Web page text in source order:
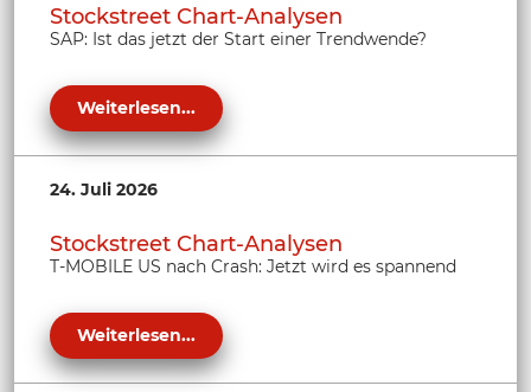
Stockstreet Chart-Analysen
SAP: Ist das jetzt der Start einer Trendwende?
Weiterlesen...
24. Juli 2026
Stockstreet Chart-Analysen
T-MOBILE US nach Crash: Jetzt wird es spannend
Weiterlesen...